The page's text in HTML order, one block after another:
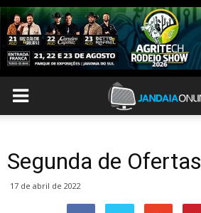
Segunda de Ofertas
17 de abril de 2022